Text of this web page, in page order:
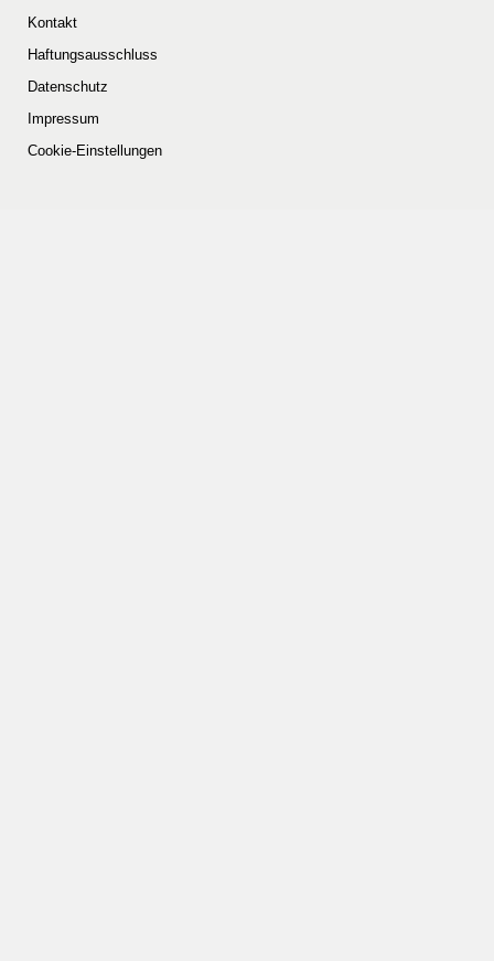
Kontakt
Haftungsausschluss
Datenschutz
Impressum
Cookie-Einstellungen